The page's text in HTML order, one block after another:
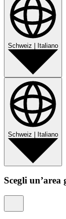
Schweiz | Italiano
Schweiz | Italiano
Scegli